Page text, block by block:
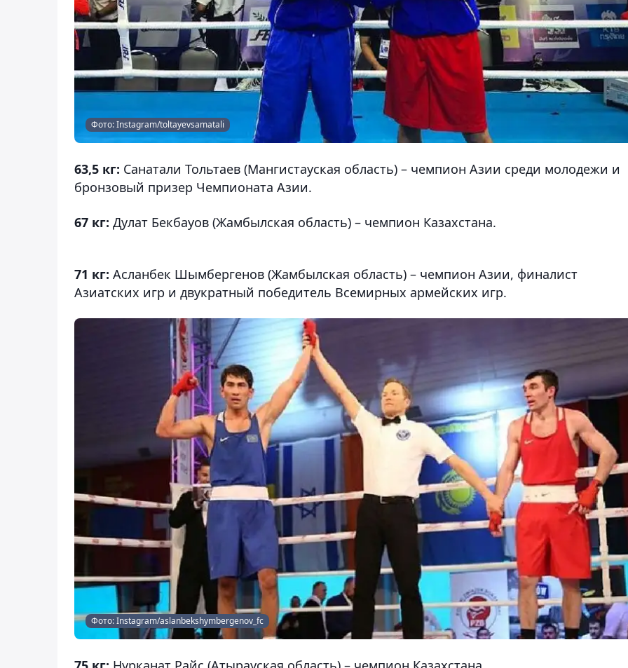
Фото: Instagram/toltayevsamatali
63,5 кг: Санатали Тольтаев (Мангистауская область) – чемпион Азии среди молодежи и
бронзовый призер Чемпионата Азии.
67 кг: Дулат Бекбауов (Жамбылская область) – чемпион Казахстана.
71 кг: Асланбек Шымбергенов (Жамбылская область) – чемпион Азии, финалист
Азиатских игр и двукратный победитель Всемирных армейских игр.
Фото: Instagram/aslanbekshymbergenov_fc